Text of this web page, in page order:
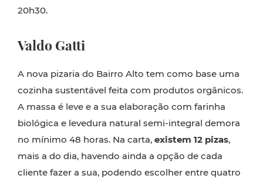
20h30.
Valdo Gatti
A nova pizaria do Bairro Alto tem como base uma
cozinha sustentável feita com produtos orgânicos.
A massa é leve e a sua elaboração com farinha
biológica e levedura natural semi-integral demora
no mínimo 48 horas. Na carta, existem 12 pizas,
mais a do dia, havendo ainda a opção de cada
cliente fazer a sua, podendo escolher entre quatro